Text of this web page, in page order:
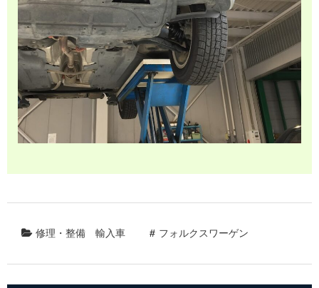
修理・整備 輸入車 フォルクスワーゲン